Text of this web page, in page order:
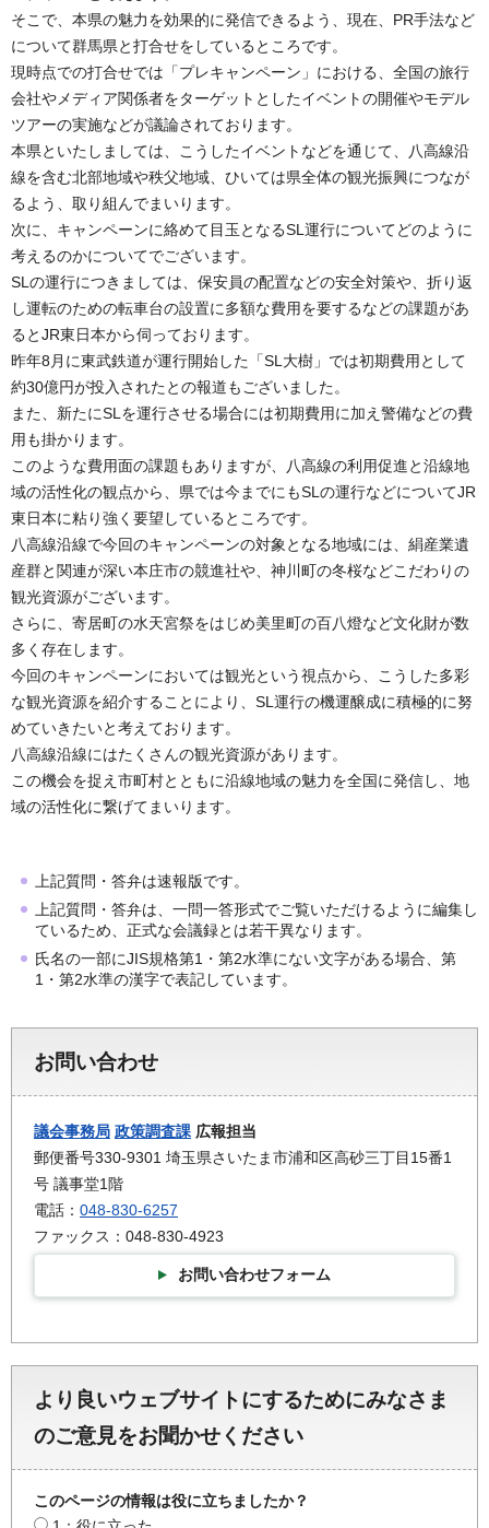
そこで、本県の魅力を効果的に発信できるよう、現在、PR手法など
について群馬県と打合せをしているところです。
現時点での打合せでは「プレキャンペーン」における、全国の旅行
会社やメディア関係者をターゲットとしたイベントの開催やモデル
ツアーの実施などが議論されております。
本県といたしましては、こうしたイベントなどを通じて、八高線沿
線を含む北部地域や秩父地域、ひいては県全体の観光振興につなが
るよう、取り組んでまいります。
次に、キャンペーンに絡めて目玉となるSL運行についてどのように
考えるのかについてでございます。
SLの運行につきましては、保安員の配置などの安全対策や、折り返
し運転のための転車台の設置に多額な費用を要するなどの課題があ
るとJR東日本から伺っております。
昨年8月に東武鉄道が運行開始した「SL大樹」では初期費用として
約30億円が投入されたとの報道もございました。
また、新たにSLを運行させる場合には初期費用に加え警備などの費
用も掛かります。
このような費用面の課題もありますが、八高線の利用促進と沿線地
域の活性化の観点から、県では今までにもSLの運行などについてJR
東日本に粘り強く要望しているところです。
八高線沿線で今回のキャンペーンの対象となる地域には、絹産業遺
産群と関連が深い本庄市の競進社や、神川町の冬桜などこだわりの
観光資源がございます。
さらに、寄居町の水天宮祭をはじめ美里町の百八燈など文化財が数
多く存在します。
今回のキャンペーンにおいては観光という視点から、こうした多彩
な観光資源を紹介することにより、SL運行の機運醸成に積極的に努
めていきたいと考えております。
八高線沿線にはたくさんの観光資源があります。
この機会を捉え市町村とともに沿線地域の魅力を全国に発信し、地
域の活性化に繋げてまいります。
上記質問・答弁は速報版です。
上記質問・答弁は、一問一答形式でご覧いただけるように編集し
ているため、正式な会議録とは若干異なります。
氏名の一部にJIS規格第1・第2水準にない文字がある場合、第
1・第2水準の漢字で表記しています。
お問い合わせ
議会事務局 政策調査課 広報担当
郵便番号330-9301 埼玉県さいたま市浦和区高砂三丁目15番1
号 議事堂1階
電話： 048-830-6257
ファックス：048-830-4923
お問い合わせフォーム
より良いウェブサイトにするためにみなさま
のご意見をお聞かせください
このページの情報は役に立ちましたか？